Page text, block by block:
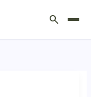
search